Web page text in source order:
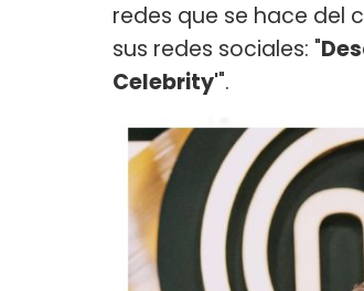
redes que se hace del
sus redes sociales: "
Celebrity'".